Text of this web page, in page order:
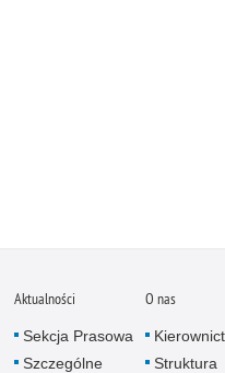
Aktualności
Sekcja Prasowa
Szczególne
O nas
Struktura